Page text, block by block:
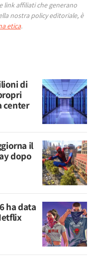
affiliati che generano
nostra policy editoriale, è
etica.
di
center
il
dopo
ha data